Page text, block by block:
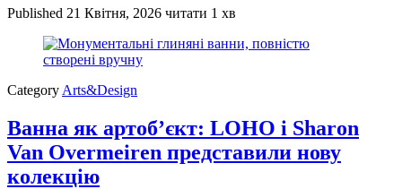
Published 21 Квітня, 2026 читати 1 хв
Category Arts&Design
Ванна як артоб’єкт: LOHO і Sharon
Van Overmeiren представили нову
колекцію